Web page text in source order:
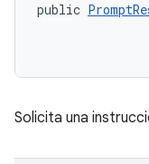
public
Solicita una